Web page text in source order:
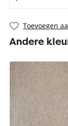
Toevoegen
Andere